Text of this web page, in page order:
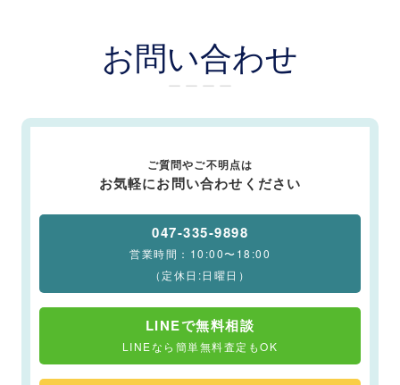
お問い合わせ
ー ー ー ー
ご質問やご不明点は
お気軽にお問い合わせください
047-335-9898
営業時間：10:00〜18:00
（定休日:日曜日）
LINEで無料相談
LINEなら簡単無料査定もOK